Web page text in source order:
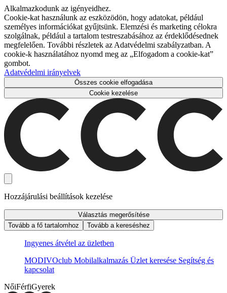
Alkalmazkodunk az igényeidhez.
Cookie-kat használunk az eszközödön, hogy adatokat, például
személyes információkat gyűjtsünk. Elemzési és marketing célokra
szolgálnak, például a tartalom testreszabásához az érdeklődésednek
megfelelően. További részletek az Adatvédelmi szabályzatban. A
cookie-k használatához nyomd meg az „Elfogadom a cookie-kat”
gombot.
Adatvédelmi irányelvek
Összes cookie elfogadása
Cookie kezelése
Hozzájárulási beállítások kezelése
Választás megerősítése
Tovább a fő tartalomhoz
Tovább a kereséshez
Ingyenes átvétel az üzletben
MODIVOclub Mobilalkalmazás Üzlet keresése Segítség és
kapcsolat
NőiFérfiGyerek